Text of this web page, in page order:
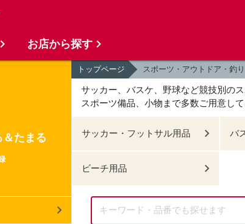
たまる
トップページ スポーツ・アウトドア・釣り
サッカー、バスケ、野球など競技別の
スポーツ備品、小物まで多数ご用意して
サッカー・フットサル用品 バ
ビーチ用品
お店から探す